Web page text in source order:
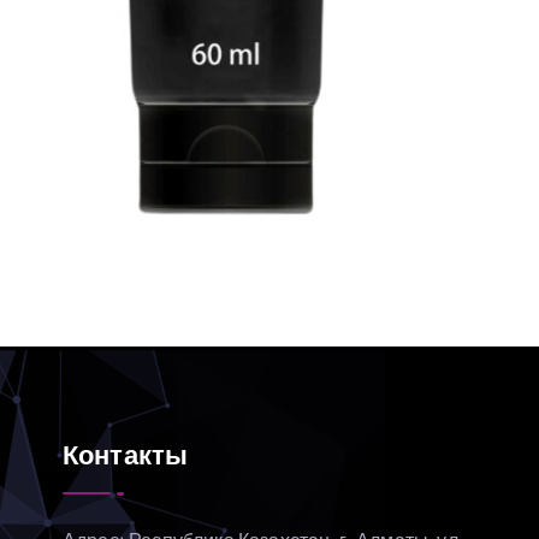
Контакты